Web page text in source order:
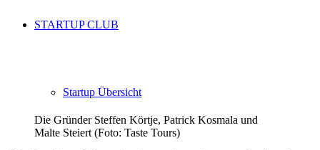
STARTUP CLUB
Startup Übersicht
Die Gründer Steffen Körtje, Patrick Kosmala und
Malte Steiert (Foto: Taste Tours)